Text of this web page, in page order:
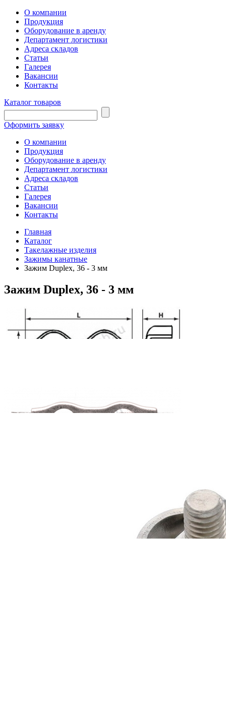
О компании
Продукция
Оборудование в аренду
Департамент логистики
Адреса складов
Статьи
Галерея
Вакансии
Контакты
Каталог товаров
Оформить заявку
О компании
Продукция
Оборудование в аренду
Департамент логистики
Адреса складов
Статьи
Галерея
Вакансии
Контакты
Главная
Каталог
Такелажные изделия
Зажимы канатные
Зажим Duplex, 36 - 3 мм
Зажим Duplex, 36 - 3 мм